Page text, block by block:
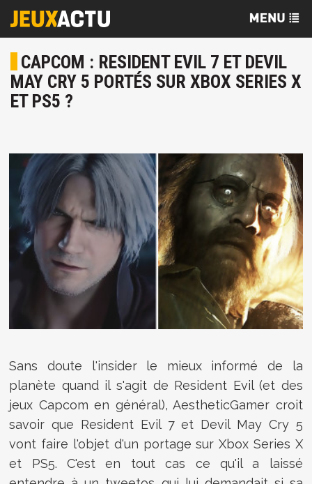
CAPCOM : RESIDENT EVIL 7 ET DEVIL
MAY CRY 5 PORTÉS SUR XBOX SERIES X
ET PS5 ?
Sans doute l'insider le mieux informé de la
planète quand il s'agit de Resident Evil (et des
jeux Capcom en général), AestheticGamer croit
savoir que Resident Evil 7 et Devil May Cry 5
vont faire l'objet d'un portage sur Xbox Series X
et PS5. C'est en tout cas ce qu'il a laissé